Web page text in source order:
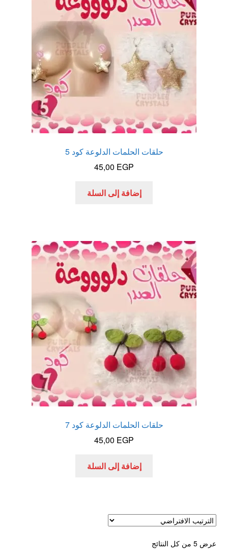
حلقات الحلمات الدلوعة كود 5
45,00 EGP
إضافة إلى السلة
حلقات الحلمات الدلوعة كود 7
45,00 EGP
إضافة إلى السلة
عرض ⁦5⁩ من كل النتائج